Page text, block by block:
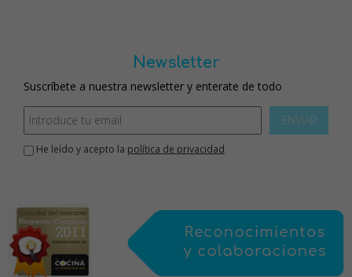
Newsletter
Suscríbete a nuestra newsletter y enterate de todo
ENVIAR
He leído y acepto la política de privacidad